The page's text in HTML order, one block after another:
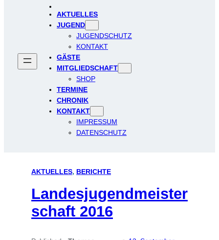
AKTUELLES
JUGEND
JUGENDSCHUTZ
KONTAKT
GÄSTE
MITGLIEDSCHAFT
SHOP
TERMINE
CHRONIK
KONTAKT
IMPRESSUM
DATENSCHUTZ
AKTUELLES, BERICHTE
Landesjugendmeister
schaft 2016